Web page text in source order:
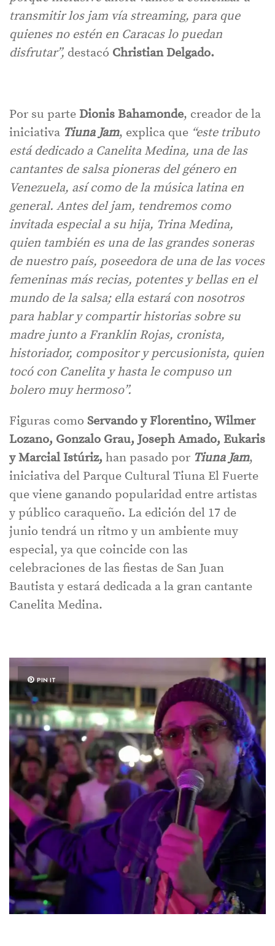
transmitir los jam vía streaming, para que
quienes no estén en Caracas lo puedan
disfrutar”, destacó Christian Delgado.
Por su parte Dionis Bahamonde, creador de la
iniciativa Tiuna Jam, explica que “este tributo
está dedicado a Canelita Medina, una de las
cantantes de salsa pioneras del género en
Venezuela, así como de la música latina en
general. Antes del jam, tendremos como
invitada especial a su hija, Trina Medina,
quien también es una de las grandes soneras
de nuestro país, poseedora de una de las voces
femeninas más recias, potentes y bellas en el
mundo de la salsa; ella estará con nosotros
para hablar y compartir historias sobre su
madre junto a Franklin Rojas, cronista,
historiador, compositor y percusionista, quien
tocó con Canelita y hasta le compuso un
bolero muy hermoso”.
Figuras como Servando y Florentino, Wilmer
Lozano, Gonzalo Grau, Joseph Amado, Eukaris
y Marcial Istúriz, han pasado por Tiuna Jam,
iniciativa del Parque Cultural Tiuna El Fuerte
que viene ganando popularidad entre artistas
y público caraqueño. La edición del 17 de
junio tendrá un ritmo y un ambiente muy
especial, ya que coincide con las
celebraciones de las fiestas de San Juan
Bautista y estará dedicada a la gran cantante
Canelita Medina.
PIN IT